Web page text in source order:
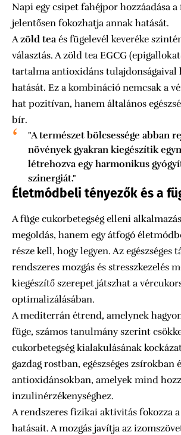
Napi egy csipet fahéjpor hozzáadása
jelentősen fokozhatja annak hatását.
Azöld teaés fügelevél keveréke
választás. A zöld tea EGCG
tartalma antioxidáns tulajdonságaival
hatását. Ez a kombináció nemcsak a
hat pozitívan, hanem általános
bír.
"A természet bölcsessége abban
növények gyakran kiegészítik
létrehozva egy harmonikus
szinergiát."
Életmódbeli tényezők és a
A füge cukorbetegség elleni
megoldás, hanem egy átfogó
része kell, hogy legyen. Az egészséges
rendszeres mozgás és stresszkezelés
kiegészítő szerepet játszhat a
optimalizálásában.
A mediterrán étrend, amelynek
füge, számos tanulmány szerint
cukorbetegség kialakulásának
gazdag rostban, egészséges zsírokban
antioxidánsokban, amelyek mind
inzulinérzékenységhez.
A rendszeres fizikai aktivitás fokozza
hatásait. A mozgás javítja az